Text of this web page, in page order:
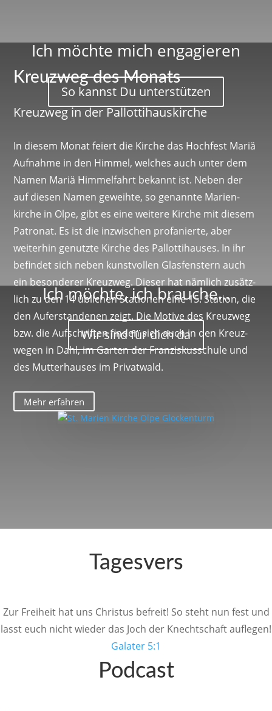
Ich möchte mich engagieren
So kannst Du unterstützen
Ich möchte, ich brauche…
Wir sind für dich da
Kreuzweg des Monats
Kreuzweg in der Pallottihauskirche
In diesem Monat feiert die Kirche das Hoch­fest Mariä
Aufnahme in den Himmel, welches auch unter dem
Namen Mariä Himmel­fahrt bekannt ist. Neben der
auf diesen Namen geweihte, so genannte Mari­en­
kirche in Olpe, gibt es eine weitere Kirche mit diesem
Patronat. Es ist die inzwi­schen profa­nierte, aber
weiterhin genutzte Kirche des Pallot­ti­hauses. In ihr
befindet sich neben kunst­vollen Glas­fens­tern auch
ein beson­derer Kreuzweg. Dieser hat nämlich zusätz­
lich zu den 14 übli­chen Stationen eine 15. Station, die
den Aufer­stan­denen zeigt. Die Motive des Kreuzweg
bzw. die Aufschriften finden sich auch in den Kreuz­
wegen in Dahl, im Garten der Fran­zis­kus­schule und
des Mutter­hauses im Privatwald.
Mehr erfahren
Tages­vers
Zur Frei­heit hat uns Christus befreit! So steht nun fest und
lasst euch nicht wieder das Joch der Knecht­schaft auflegen!
Galater 5:1
Podcast